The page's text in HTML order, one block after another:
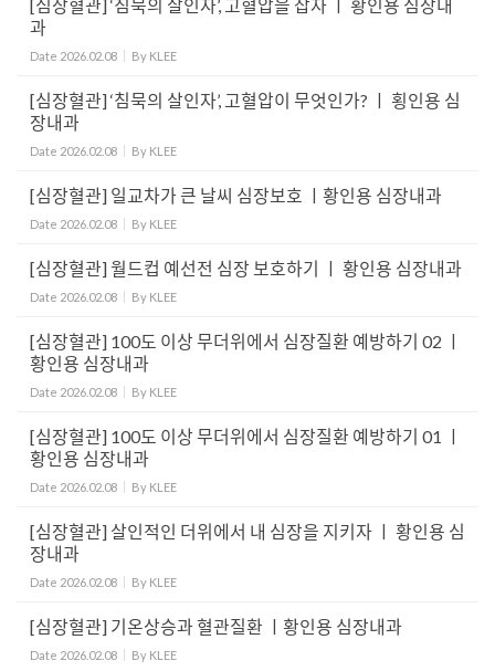
[심장혈관] ‘침묵의 살인자’, 고혈압을 잡자 ㅣ 황인용 심장내
과
Date 2026.02.08 By KLEE
[심장혈관] ‘침묵의 살인자’, 고혈압이 무엇인가? ㅣ 횡인용 심
장내과
Date 2026.02.08 By KLEE
[심장혈관] 일교차가 큰 날씨 심장보호 ㅣ황인용 심장내과
Date 2026.02.08 By KLEE
[심장혈관] 월드컵 예선전 심장 보호하기 ㅣ 황인용 심장내과
Date 2026.02.08 By KLEE
[심장혈관] 100도 이상 무더위에서 심장질환 예방하기 02 ㅣ
황인용 심장내과
Date 2026.02.08 By KLEE
[심장혈관] 100도 이상 무더위에서 심장질환 예방하기 01 ㅣ
황인용 심장내과
Date 2026.02.08 By KLEE
[심장혈관] 살인적인 더위에서 내 심장을 지키자 ㅣ 황인용 심
장내과
Date 2026.02.08 By KLEE
[심장혈관] 기온상승과 혈관질환 ㅣ황인용 심장내과
Date 2026.02.08 By KLEE